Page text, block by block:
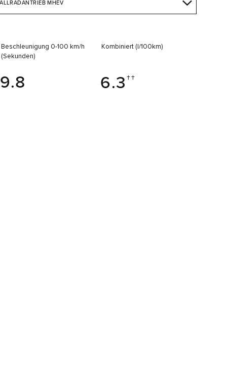
MHEV
Beschleunigung 0-100 km/h
(Sekunden)
9.8
Kombiniert (l/100km)
6.3††